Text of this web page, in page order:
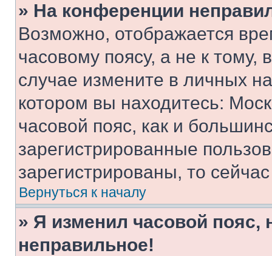
» На конференции
Возможно, отображается
часовому поясу, а не к тому,
случае измените в личных
котором вы находитесь:
часовой пояс, как и
зарегистрированные
зарегистрированы, то
Вернуться к началу
» Я изменил часовой пояс,
неправильное!